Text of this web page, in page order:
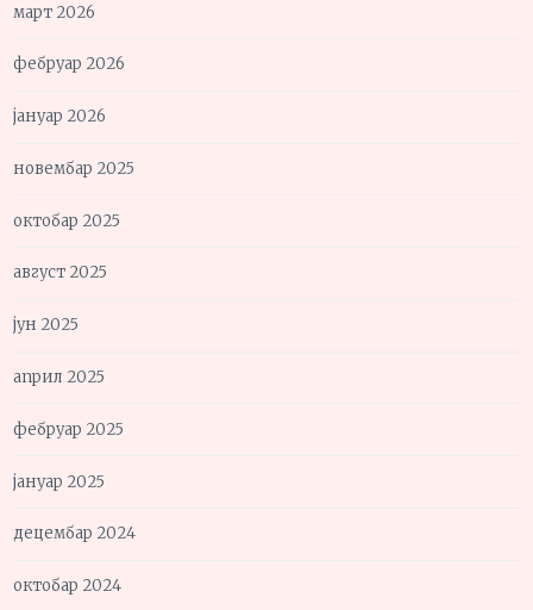
март 2026
фебруар 2026
јануар 2026
новембар 2025
октобар 2025
август 2025
јун 2025
април 2025
фебруар 2025
јануар 2025
децембар 2024
октобар 2024